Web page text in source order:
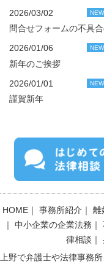
2026/03/02 NEW
問合せフォームの不具
2026/01/06 NEW
新年のご挨拶
2026/01/01 NEW
謹賀新年
HOME 事務所紹介 離
中小企業の企業法務
律相談
上野で弁護士や法律事務